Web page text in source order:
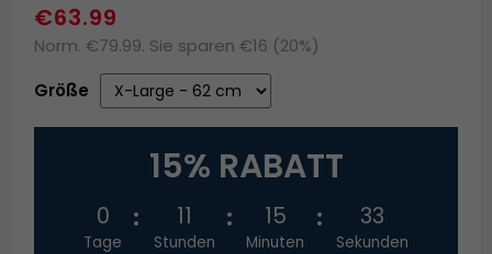
€63.99
Norm. €79.99. Sie sparen €16 (20%)
Größe
15% RABATT
0
Tage
11
Stunden
15
Minuten
33
Sekunden